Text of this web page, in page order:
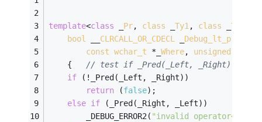
template<class Pr, class _Ty1, class _Ty2
bool
CLRCALL_OR_CDECL Debug_lt_pred
const wchar_t *_Where, unsigned
// test if _Pred(_Left, _Right) and
if (!_Pred(_Left, _Right))
return (false);
else if (_Pred(_Right, _Left))
		_DEBUG_ERROR2(
"invalid operator<"